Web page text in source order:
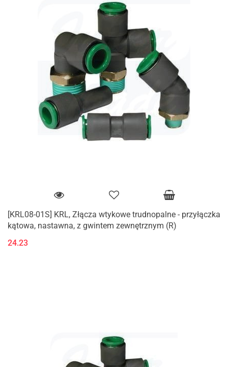
[KRL08-01S] KRL, Złącza wtykowe trudnopalne - przyłączka
kątowa, nastawna, z gwintem zewnętrznym (R)
24.23